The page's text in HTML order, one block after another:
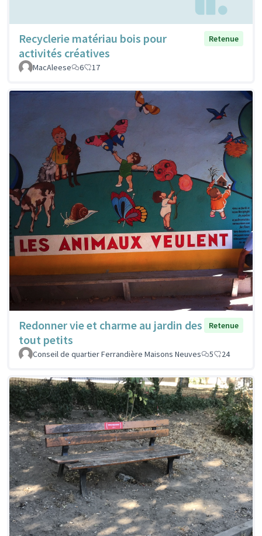
Recyclerie matériau bois pour
activités créatives
Retenue
MacAleese 6 17
Redonner vie et charme au jardin des
tout petits
Retenue
Conseil de quartier Ferrandière Maisons Neuves 5 24